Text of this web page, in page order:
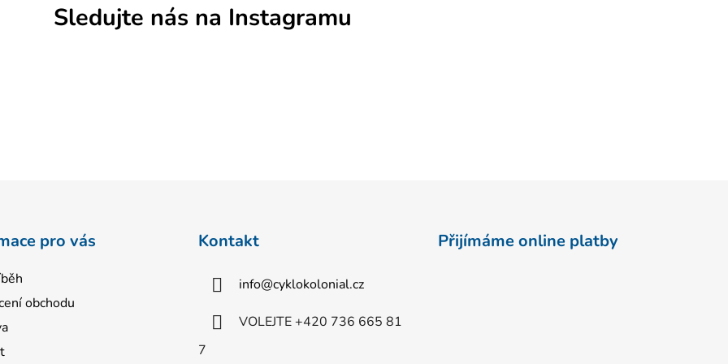
Sledujte nás na Instagramu
pro vás
obchodu
Kontakt
info@cyklokolonial.cz
VOLEJTE +420 736 665 81
7
Přijímáme online platby